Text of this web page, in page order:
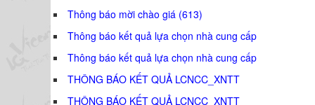
Thông báo mời chào giá (613)
Thông báo kết quả lựa chọn nhà cung cấp
Thông báo kết quả lựa chọn nhà cung cấp
THÔNG BÁO KẾT QUẢ LCNCC_XNTT
THÔNG BÁO KẾT QUẢ LCNCC_XNTT